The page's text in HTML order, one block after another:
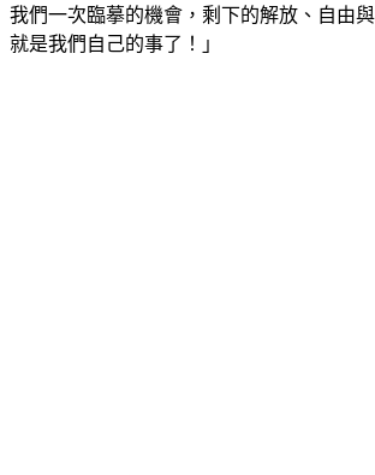
我們一次臨摹的機會，剩下的解放、自由
就是我們自己的事了！」